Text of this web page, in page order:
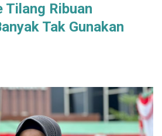
Tilang Ribuan
Tak Gunakan